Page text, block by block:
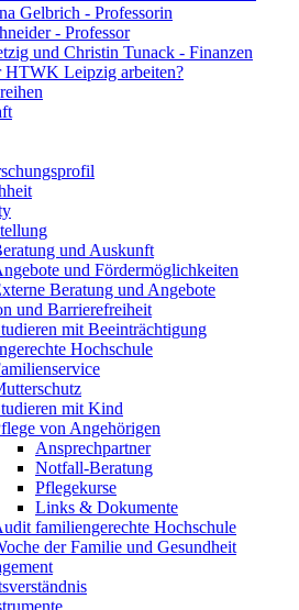
Gelbrich - Professorin
- Professor
und Christin Tunack - Finanzen
HTWK Leipzig arbeiten?
und Auskunft
und Fördermöglichkeiten
Beratung und Angebote
und Barrierefreiheit
mit Beeinträchtigung
Hochschule
mit Kind
von Angehörigen
Ansprechpartner
Notfall-Beratung
Pflegekurse
Links & Dokumente
familiengerechte Hochschule
der Familie und Gesundheit